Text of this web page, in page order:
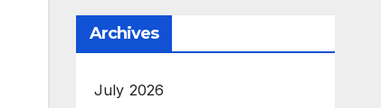
Archives
July 2026